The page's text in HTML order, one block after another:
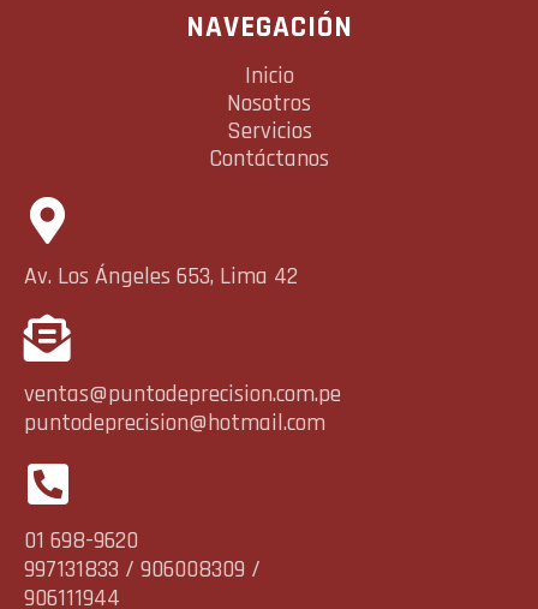
NAVEGACIÓN
Inicio
Nosotros
Servicios
Contáctanos
Av. Los Ángeles 653, Lima 42
ventas@puntodeprecision.com.pe
puntodeprecision@hotmail.com
01 698-9620
997131833 / 906008309 /
906111944